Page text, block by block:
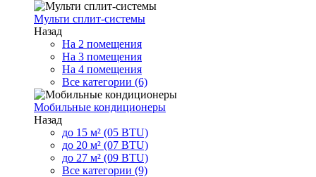
Мульти сплит-системы
Назад
На 2 помещения
На 3 помещения
На 4 помещения
Все категории (6)
Мобильные кондиционеры
Назад
до 15 м² (05 BTU)
до 20 м² (07 BTU)
до 27 м² (09 BTU)
Все категории (9)